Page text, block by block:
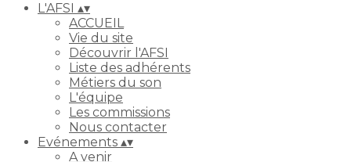
L'AFSI ▴▾
ACCUEIL
Vie du site
Découvrir l'AFSI
Liste des adhérents
Métiers du son
L'équipe
Les commissions
Nous contacter
Evénements ▴▾
A venir